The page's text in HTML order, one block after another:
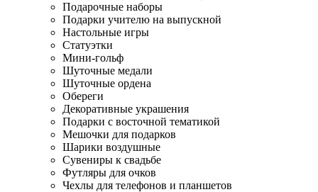
Подарочные наборы
Подарки учителю на выпускной
Настольные игры
Статуэтки
Мини-гольф
Шуточные медали
Шуточные ордена
Обереги
Декоративные украшения
Подарки с восточной тематикой
Мешочки для подарков
Шарики воздушные
Сувениры к свадьбе
Футляры для очков
Чехлы для телефонов и планшетов